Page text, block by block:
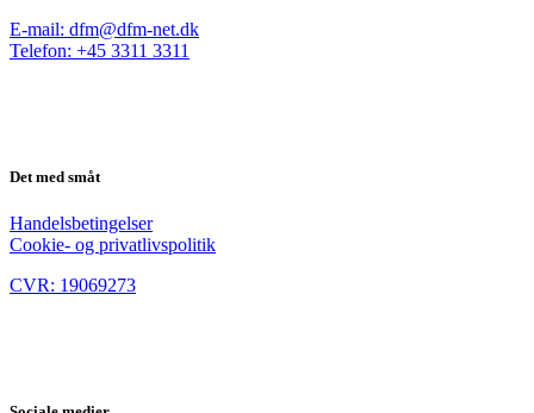
E-mail: dfm@dfm-net.dk
Telefon: +45 3311 3311
Det med småt
Handelsbetingelser
Cookie- og privatlivspolitik
CVR: 19069273